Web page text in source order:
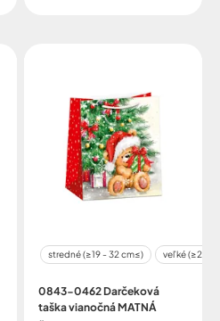
stredné (≥19 - 32 cm≤) veľké (≥29 -
0843-0462 Darčeková
taška vianočná MATNÁ